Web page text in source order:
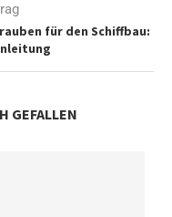
für den Schiffbau:
GEFALLEN